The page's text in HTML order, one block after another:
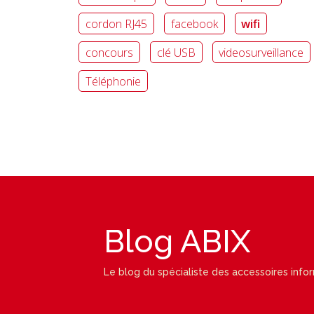
cordon RJ45
facebook
wifi
concours
clé USB
videosurveillance
Téléphonie
Blog ABIX
Le blog du spécialiste des accessoires